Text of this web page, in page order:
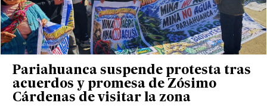
Pariahuanca suspende protesta tras
acuerdos y promesa de Zósimo
Cárdenas de visitar la zona